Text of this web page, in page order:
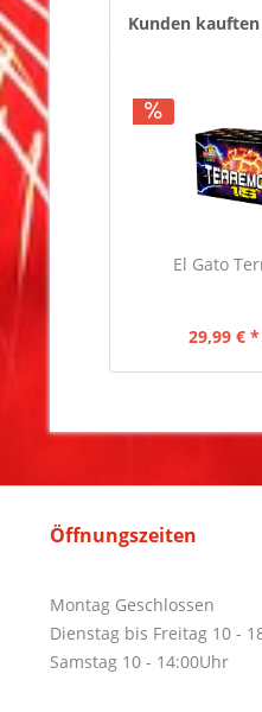
Kunden
El Gato
29,99 € *
Öffnungszeiten
Montag Geschlossen
Dienstag bis Freitag 10 -
Samstag 10 - 14:00Uhr